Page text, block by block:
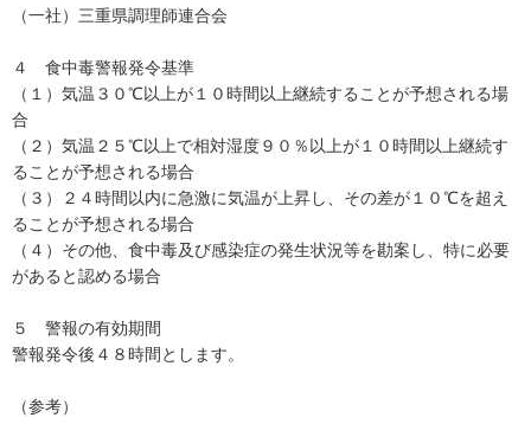
（一社）三重県調理師連合会
４ 食中毒警報発令基準
（１）気温３０℃以上が１０時間以上継続することが予想される場
合
（２）気温２５℃以上で相対湿度９０％以上が１０時間以上継続す
ることが予想される場合
（３）２４時間以内に急激に気温が上昇し、その差が１０℃を超え
ることが予想される場合
（４）その他、食中毒及び感染症の発生状況等を勘案し、特に必要
があると認める場合
５ 警報の有効期間
警報発令後４８時間とします。
（参考）